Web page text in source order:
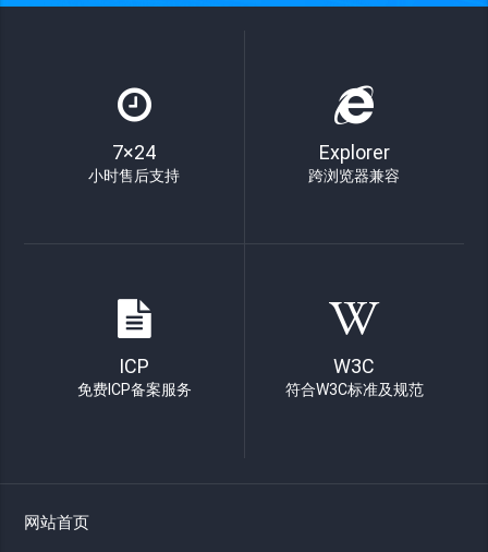
7×24
小时售后支持
Explorer
跨浏览器兼容
ICP
免费ICP备案服务
W3C
符合W3C标准及规范
网站首页